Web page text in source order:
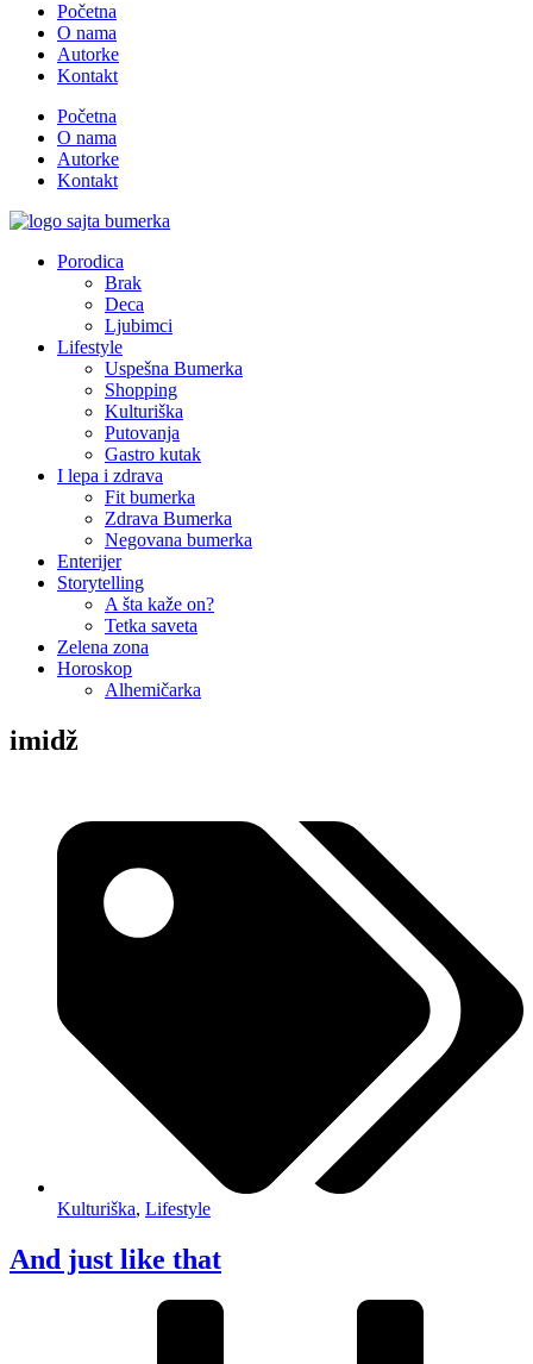
Početna
O nama
Autorke
Kontakt
Početna
O nama
Autorke
Kontakt
Porodica
Brak
Deca
Ljubimci
Lifestyle
Uspešna Bumerka
Shopping
Kulturiška
Putovanja
Gastro kutak
I lepa i zdrava
Fit bumerka
Zdrava Bumerka
Negovana bumerka
Enterijer
Storytelling
A šta kaže on?
Tetka saveta
Zelena zona
Horoskop
Alhemičarka
imidž
Kulturiška, Lifestyle
And just like that